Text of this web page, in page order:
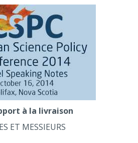
à la livraison
ET MESSIEURS